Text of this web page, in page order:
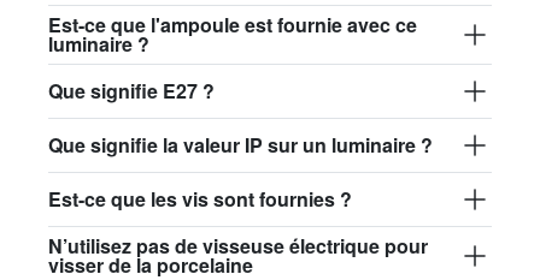
Est-ce que l'ampoule est fournie avec ce
luminaire ?
Que signifie E27 ?
Que signifie la valeur IP sur un luminaire ?
Est-ce que les vis sont fournies ?
N’utilisez pas de visseuse électrique pour
visser de la porcelaine